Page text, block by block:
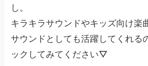
し。
キラキラサウンドやキッズ向け楽
サウンドとしても活躍してくれる
ックしてみてください▽